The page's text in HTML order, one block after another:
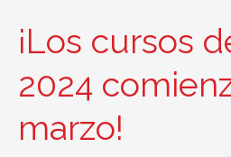
cero
¡Los cursos
2024
marzo!